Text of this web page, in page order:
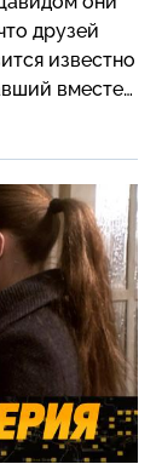
друзей
известно
вместе